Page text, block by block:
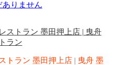
ありません
トラン 墨田押上店 | 曳舟 墨